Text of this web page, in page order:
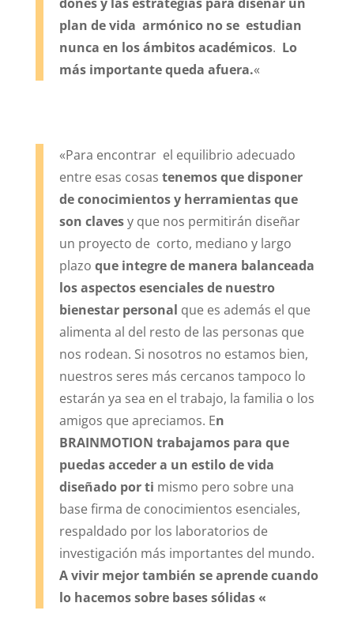
plan de vida armónico no se estudian
nunca en los ámbitos académicos. Lo
más importante queda afuera.«
«Para encontrar el equilibrio adecuado
entre esas cosas tenemos que disponer
de conocimientos y herramientas que
son clavesy que nos permitirán diseñar
un proyecto de corto, mediano y largo
plazo que integre de manera balanceada
los aspectos esenciales de nuestro
bienestar personal que es además el que
alimenta al del resto de las personas que
nos rodean. Si nosotros no estamos bien,
nuestros seres más cercanos tampoco lo
estarán ya sea en el trabajo, la familia o los
amigos que apreciamos. En
BRAINMOTION trabajamos para que
puedas acceder a un estilo de vida
diseñado por ti mismo pero sobre una
base firma de conocimientos esenciales,
respaldado por los laboratorios de
investigación más importantes del mundo.
A vivir mejor también se aprende cuando
lo hacemos sobre bases sólidas «